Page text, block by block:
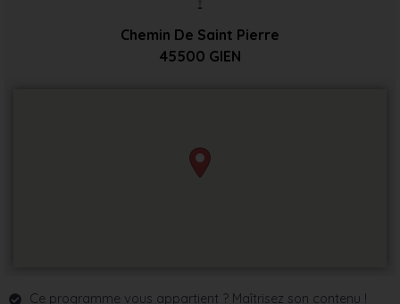
Chemin De Saint Pierre
45500 GIEN
Ce programme vous appartient ? Maîtrisez son contenu !